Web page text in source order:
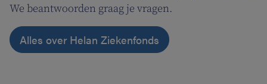
We beantwoorden graag je vragen.
Alles over Helan Ziekenfonds